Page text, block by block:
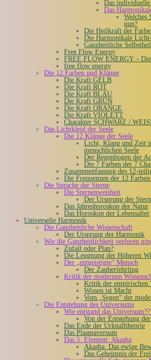
Das
Das
Welches
nun?
Die Heilkraft der
Die Harmonikale
Ganzheitliche
Free Flow Energy
FREE FLOW ENERGY –
free flow energy
Die 12 Farben und Klänge
Die Kraft GELB
Die Kraft ROT
Die Kraft BLAU
Die Kraft GRÜN
Die Kraft ORANGE
Die Kraft VIOLETT
Charakter SCHWARZ /
Das Lichtkleid der Seele
Die 12 Klänge der Seele
Licht, Klang und Zeit
menschlichen Seele
Der Regenbogen der
Die 7 Farben der 7
Zusammenfassung des 12-
Die Frequenzen der 12
Die Sprache der Sterne
Die Sternenweisheit
Der Ursprung der
Das Jahreshoroskop der Natur
Das Horoskop der Lebensalter
Universelle Harmonik
Die Ganzheitliche Wissenschaft
Der Ursprung der Harmonik
Wie die Ganzheitlichkeit verloren
Zufall oder Plan?
Die Leugnung der Höheren
Der „entgeistigte“ Mensch
Der Zauberlehrling
Kritik der modernen
Kritik der empirischen
Wissen ist Macht
Vom „Segen“ der
Die Entstehung des Universums
Wie entstand das
Von der Entstehung
Das Ende der Urknalltheorie
Das Plasmaversum
Das 5. Element: Akasha
Akasha: Das ewige
Das Geheimnis der